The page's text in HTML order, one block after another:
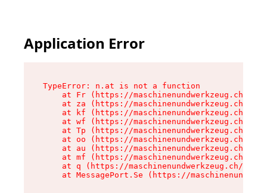
Application Error
TypeError: n.at is not a function
at Fr (https://maschinenundwerkzeug.ch/
at za (https://maschinenundwerkzeug.ch/
at kf (https://maschinenundwerkzeug.ch/
at wf (https://maschinenundwerkzeug.ch/
at Tp (https://maschinenundwerkzeug.ch/
at oo (https://maschinenundwerkzeug.ch/
at au (https://maschinenundwerkzeug.ch/
at mf (https://maschinenundwerkzeug.ch/
at q (https://maschinenundwerkzeug.ch/
at MessagePort.Se (https://